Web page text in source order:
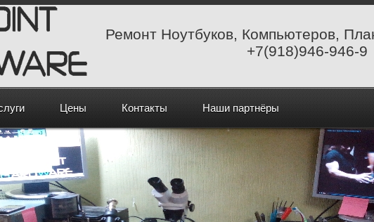
Ремонт Ноутбуков, Компьютеров,
+7(918)946-946-9
Цены Контакты Наши партнёры